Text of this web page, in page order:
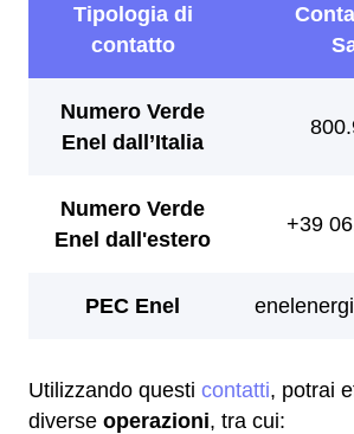
Utilizzando questi contatti, potrai
diverse operazioni, tra cui: